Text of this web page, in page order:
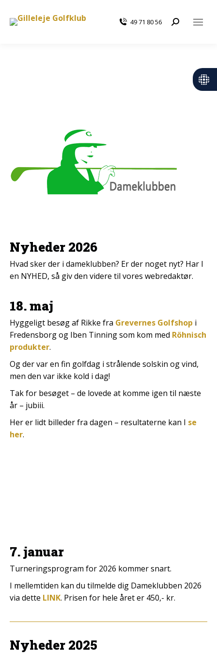
49 71 80 56 Search:
Nyheder 2026
Hvad sker der i dameklubben? Er der noget nyt? Har I
en NYHED, så giv den videre til vores webredaktør.
18. maj
Hyggeligt besøg af Rikke fra Grevernes Golfshop i
Fredensborg og Iben Tinning som kom med Röhnisch
produkter.
Og der var en fin golfdag i strålende solskin og vind,
men den var ikke kold i dag!
Tak for besøget – de lovede at komme igen til næste
år – jubiii.
Her er lidt billeder fra dagen – resultaterne kan I se
her.
7. januar
Turneringsprogram for 2026 kommer snart.
I mellemtiden kan du tilmelde dig Dameklubben 2026
via dette LINK. Prisen for hele året er 450,- kr.
Nyheder 2025